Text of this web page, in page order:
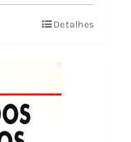
Detalhes